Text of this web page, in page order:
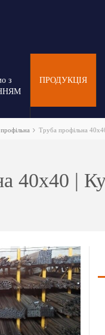
з
ПРОДУКЦІЯ
Труба профільна
40х40 |